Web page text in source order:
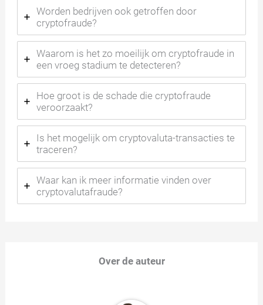
Worden bedrijven ook getroffen door
cryptofraude?
Waarom is het zo moeilijk om cryptofraude in
een vroeg stadium te detecteren?
Hoe groot is de schade die cryptofraude
veroorzaakt?
Is het mogelijk om cryptovaluta-transacties te
traceren?
Waar kan ik meer informatie vinden over
cryptovalutafraude?
Over de auteur